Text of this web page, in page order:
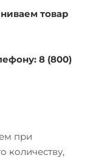
товар
8 (800)
при
количеству,